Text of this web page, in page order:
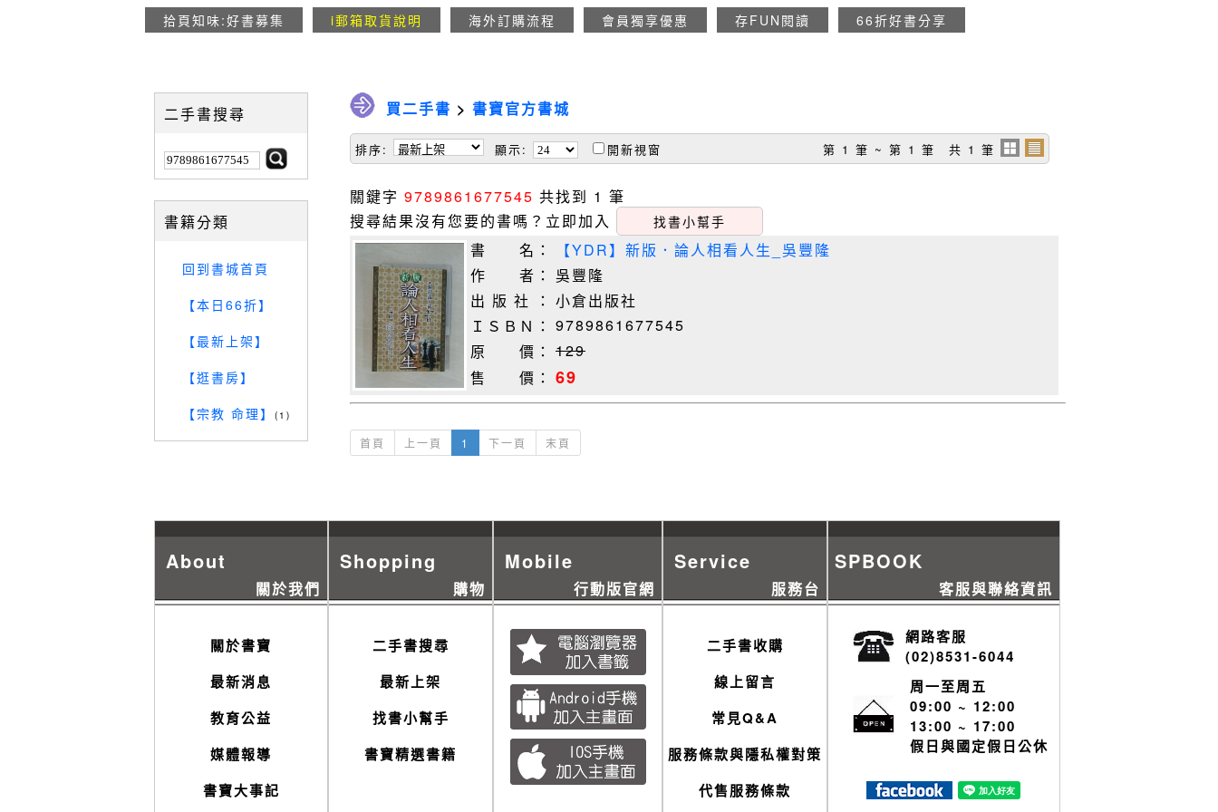
拾頁知味:好書募集 i郵箱取貨說明 海外訂購流程 會員獨享優惠 存FUN閱讀 66折好書分享
二手書搜尋
書籍分類
回到書城首頁
【本日66折】
【最新上架】
【逛書房】
【宗教 命理】
(1)
買二手書 > 書寶官方書城
排序: 顯示: 開新視窗 第 1 筆 ~ 第 1 筆 共 1 筆
關鍵字 9789861677545 共找到 1 筆
搜尋結果沒有您要的書嗎？立即加入
找書小幫手
書 名：
【YDR】新版．論人相看人生_吳豐隆
作 者：
吳豐隆
出 版 社 ： 小倉出版社
ＩＳＢＮ： 9789861677545
原 價： 129
售 價： 69
首頁 上一頁 1 下一頁 末頁
About
關於我們
關於書寶
最新消息
教育公益
媒體報導
書寶大事記
Shopping
購物
二手書搜尋
最新上架
找書小幫手
書寶精選書籍
Mobile
行動版官網
Service
服務台
二手書收購
線上留言
常見Q&A
服務條款與隱私權對策
代售服務條款
SPBOOK
客服與聯絡資訊
網路客服
(02)8531-6044
周一至周五
09:00 ~ 12:00
13:00 ~ 17:00
假日與國定假日公休